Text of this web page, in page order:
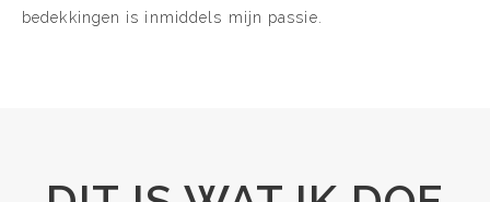
bedekkingen is inmiddels mijn passie.